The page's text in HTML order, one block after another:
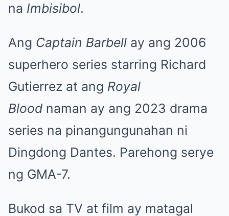
na Imbisibol.
Ang Captain Barbell ay ang 2006
superhero series starring Richard
Gutierrez at ang Royal
Blood naman ay ang 2023 drama
series na pinangungunahan ni
Dingdong Dantes. Parehong serye
ng GMA-7.
Bukod sa TV at film ay matagal